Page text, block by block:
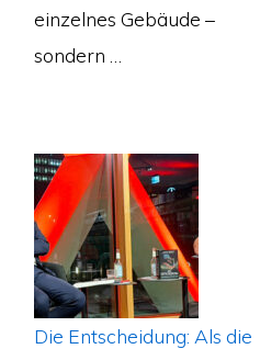
einzelnes Gebäude –
sondern …
Die Entscheidung: Als die